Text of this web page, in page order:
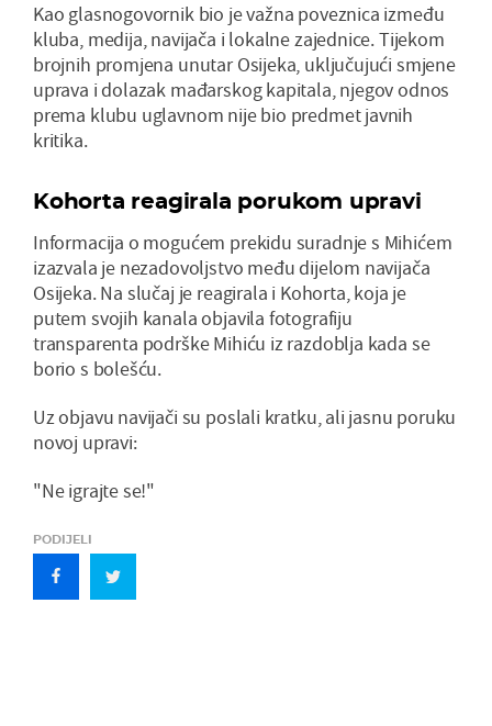
Kao glasnogovornik bio je važna poveznica između
kluba, medija, navijača i lokalne zajednice. Tijekom
brojnih promjena unutar Osijeka, uključujući smjene
uprava i dolazak mađarskog kapitala, njegov odnos
prema klubu uglavnom nije bio predmet javnih
kritika.
Kohorta reagirala porukom upravi
Informacija o mogućem prekidu suradnje s Mihićem
izazvala je nezadovoljstvo među dijelom navijača
Osijeka. Na slučaj je reagirala i Kohorta, koja je
putem svojih kanala objavila fotografiju
transparenta podrške Mihiću iz razdoblja kada se
borio s bolešću.
Uz objavu navijači su poslali kratku, ali jasnu poruku
novoj upravi:
"Ne igrajte se!"
PODIJELI